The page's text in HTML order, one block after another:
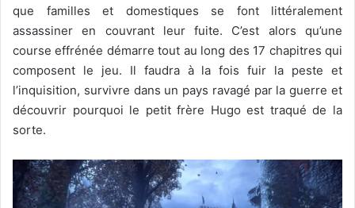
que familles et domestiques se font littéralement
assassiner en couvrant leur fuite. C’est alors qu’une
course effrénée démarre tout au long des 17 chapitres qui
composent le jeu. Il faudra à la fois fuir la peste et
l’inquisition, survivre dans un pays ravagé par la guerre et
découvrir pourquoi le petit frère Hugo est traqué de la
sorte.